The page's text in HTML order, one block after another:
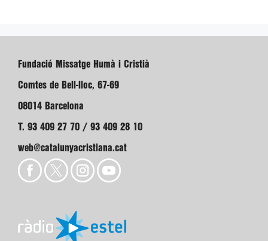
Fundació Missatge Humà i Cristià
Comtes de Bell-lloc, 67-69
08014 Barcelona
T. 93 409 27 70 / 93 409 28 10
web@catalunyacristiana.cat